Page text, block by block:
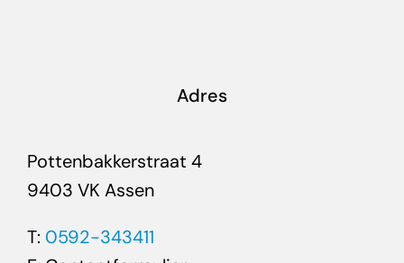
Adres
Pottenbakkerstraat 4
9403 VK Assen
T: 0592-343411